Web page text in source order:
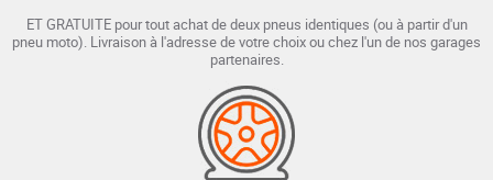
ET GRATUITE pour tout achat de deux pneus identiques (ou à partir d'un
pneu moto). Livraison à l'adresse de votre choix ou chez l'un de nos garages
partenaires.